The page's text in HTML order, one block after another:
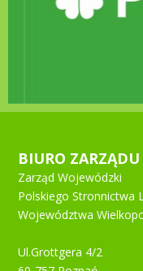
BIURO
Zarząd Wojewódzki
Polskiego Stronnictwa
Województwa
Ul.Grottgera 4/2